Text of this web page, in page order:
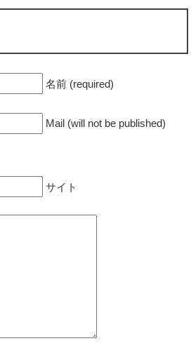
名前 (required)
Mail (will not be published)
サイト